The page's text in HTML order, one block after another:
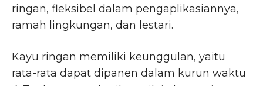
ringan, fleksibel dalam pengaplikasiannya,
ramah lingkungan, dan lestari.
Kayu ringan memiliki keunggulan, yaitu
rata-rata dapat dipanen dalam kurun waktu